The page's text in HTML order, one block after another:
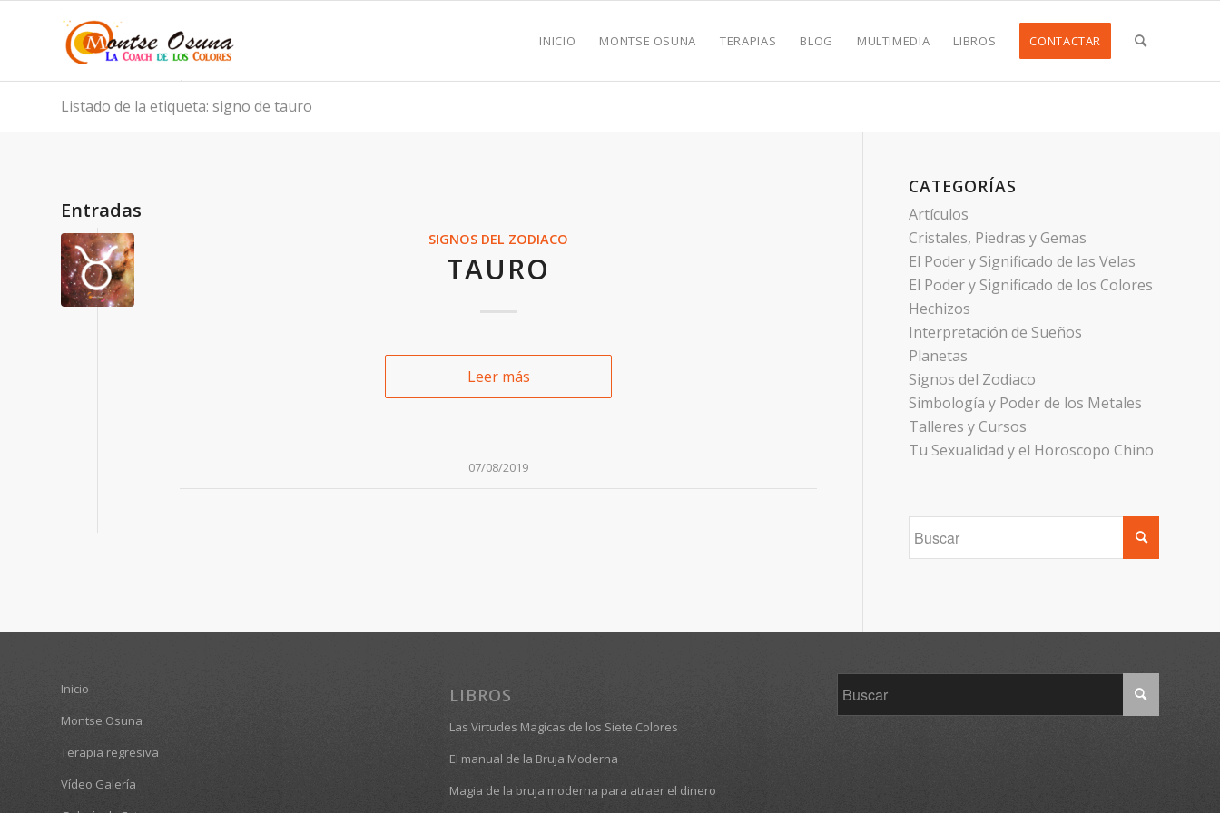
INICIO MONTSE OSUNA TERAPIAS BLOG MULTIMEDIA LIBROS CONTACTAR
Listado de la etiqueta: signo de tauro
Entradas
SIGNOS DEL ZODIACO
TAURO
Leer más
07/08/2019
CATEGORÍAS
Artículos
Cristales, Piedras y Gemas
El Poder y Significado de las Velas
El Poder y Significado de los Colores
Hechizos
Interpretación de Sueños
Planetas
Signos del Zodiaco
Simbología y Poder de los Metales
Talleres y Cursos
Tu Sexualidad y el Horoscopo Chino
Inicio
Montse Osuna
Terapia regresiva
Vídeo Galería
LIBROS
Las Virtudes Magícas de los Siete Colores
El manual de la Bruja Moderna
Magia de la bruja moderna para atraer el dinero